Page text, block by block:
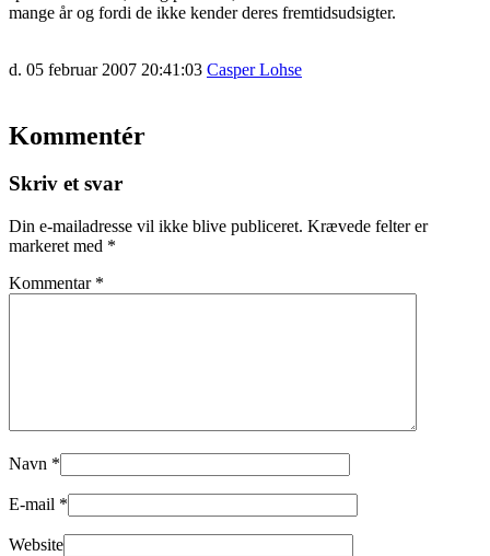
mange år og fordi de ikke kender deres fremtidsudsigter.
d. 05 februar 2007 20:41:03 Casper Lohse
Kommentér
Skriv et svar
Din e-mailadresse vil ikke blive publiceret. Krævede felter er
markeret med *
Kommentar *
Navn *
E-mail *
Website